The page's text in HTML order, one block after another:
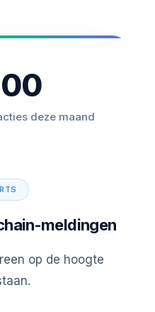
meldingen
op de hoogte
deze maand